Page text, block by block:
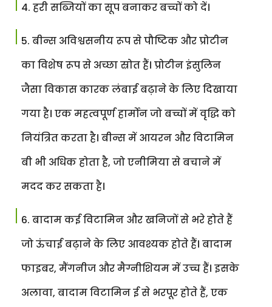
हरी सब्जियों का सूप बनाकर बच्चों को दें।
बीन्स अविश्वसनीय रूप से पौष्टिक और प्रोटीन
का विशेष रूप से अच्छा स्रोत हैं। प्रोटीन इंसुलिन
जैसा विकास कारक लंबाई बढ़ाने के लिए दिखाया
गया है। एक महत्वपूर्ण हार्मोन जो बच्चों में वृद्धि को
नियंत्रित करता है। बीन्स में आयरन और विटामिन
बी भी अधिक होता है, जो एनीमिया से बचाने में
मदद कर सकता है।
बादाम कई विटामिन और खनिजों से भरे होते हैं
जो ऊंचाई बढ़ाने के लिए आवश्यक होते हैं। बादाम
फाइबर, मैंगनीज और मैग्नीशियम में उच्च हैं। इसके
अलावा, बादाम विटामिन ई से भरपूर होते हैं, एक